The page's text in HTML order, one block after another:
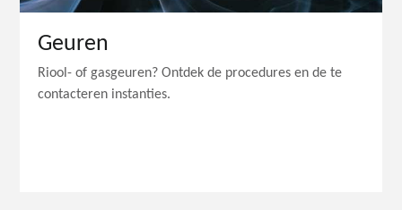
Geuren
Riool- of gasgeuren? Ontdek de procedures en de te
contacteren instanties.